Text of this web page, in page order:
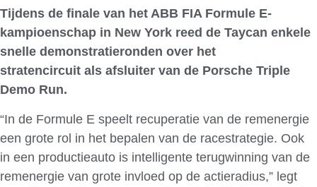
Tijdens de finale van het ABB FIA Formule E-
kampioenschap in New York reed de Taycan enkele
snelle demonstratieronden over het
stratencircuit als afsluiter van de Porsche Triple
Demo Run.
“In de Formule E speelt recuperatie van de remenergie
een grote rol in het bepalen van de racestrategie. Ook
in een productieauto is intelligente terugwinning van de
remenergie van grote invloed op de actieradius,” legt